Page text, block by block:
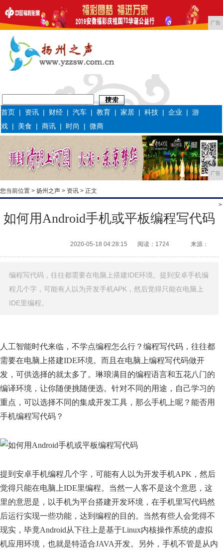
广告
首页 | 资讯 | 财经 |汽车 |教育 |家居 |科技 |企业 |游
戏 | 美食 |商讯 | 时尚 |微商
广告
您当前位置 > 扬州之声 > 资讯 > 正文
>
如何用Android手机或平板编程写代码
2020-05-18 04:28:15 阅读：1724 来源：
编程写代码，往往都需要在电脑上搭建IDE环境。提到安卓手机编
程几个字，可能有人以为开发手机APK，然后觉得只能在电脑上
IDE里编程。
人工智能时代来临，不学点编程怎么行？编程写代码，往往都
需要在电脑上搭建IDE环境。而且在电脑上编程写代码做开
发，可供选择的就太多了。琳琅满目的编程语言和五花八门的
编译环境，让你随便挑随便选。针对不同的用途，自己学习的
重点，可以选择不同的集成开发工具，那么手机上呢？能否用
手机编程写代码？
提到安卓手机编程几个字，可能有人以为开发手机APK，然后
觉得只能在电脑上IDE里编程。当然一人客不是这个意思，这
里的意思是，以手机为平台搭建开发环境，在手机里写代码然
后运行实现一些功能，达到编程的目的。当然有些人会觉得不
现实，毕竟Android从下往上是基于Linux内核操作系统的虚拟
机应用环境，也就是特适合JAVA开发。另外，手机不管是从内